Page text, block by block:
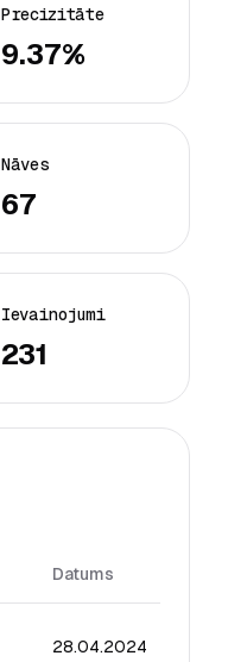
Precizitāte
9.37%
Nāves
67
Ievainojumi
231
Datums
28.04.2024